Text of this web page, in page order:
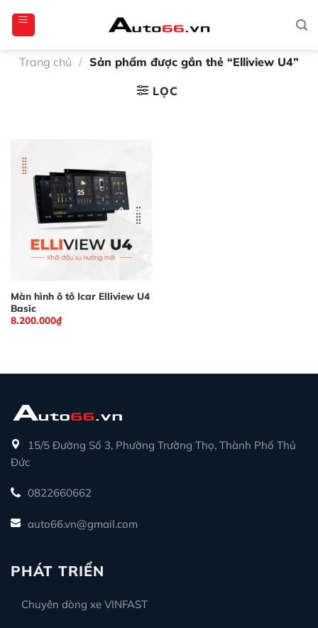
qua
dungTrang chủ / Sản phẩm được gắn thẻ “Elliview U4”
LỌC
Màn hình ô tô Icar Elliview U4
Basic
8.200.000₫
15/5 Đường Số 3, Phường Trường Thọ, Thành Phố Thủ
Đức
0822660662
auto66.vn@gmail.com
PHÁT TRIỂN
Chuyên dòng xe VINFAST